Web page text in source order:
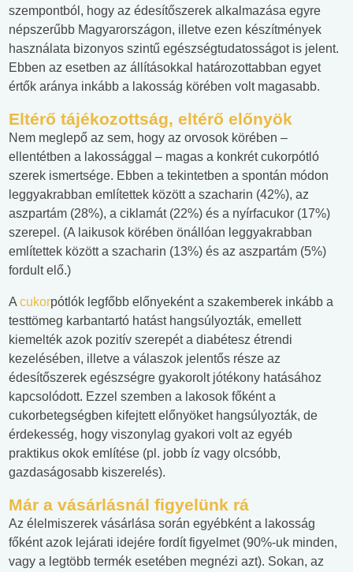
szempontból, hogy az édesítőszerek alkalmazása egyre
népszerűbb Magyarországon, illetve ezen készítmények
használata bizonyos szintű egészségtudatosságot is jelent.
Ebben az esetben az állításokkal határozottabban egyet
értők aránya inkább a lakosság körében volt magasabb.
Eltérő tájékozottság, eltérő előnyök
Nem meglepő az sem, hogy az orvosok körében –
ellentétben a lakossággal – magas a konkrét cukorpótló
szerek ismertsége. Ebben a tekintetben a spontán módon
leggyakrabban említettek között a szacharin (42%), az
aszpartám (28%), a ciklamát (22%) és a nyírfacukor (17%)
szerepel. (A laikusok körében önállóan leggyakrabban
említettek között a szacharin (13%) és az aszpartám (5%)
fordult elő.)
A cukorpótlók legfőbb előnyeként a szakemberek inkább a
testtömeg karbantartó hatást hangsúlyozták, emellett
kiemelték azok pozitív szerepét a diabétesz étrendi
kezelésében, illetve a válaszok jelentős része az
édesítőszerek egészségre gyakorolt jótékony hatásához
kapcsolódott. Ezzel szemben a lakosok főként a
cukorbetegségben kifejtett előnyöket hangsúlyozták, de
érdekesség, hogy viszonylag gyakori volt az egyéb
praktikus okok említése (pl. jobb íz vagy olcsóbb,
gazdaságosabb kiszerelés).
Már a vásárlásnál figyelünk rá
Az élelmiszerek vásárlása során egyébként a lakosság
főként azok lejárati idejére fordít figyelmet (90%-uk minden,
vagy a legtöbb termék esetében megnézi azt). Sokan, az